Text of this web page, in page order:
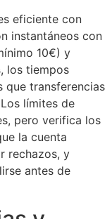
eficiente con
instantáneos con
10€) y
los tiempos
que transferencias
límites de
pero verifica los
la cuenta
rechazos, y
antes de